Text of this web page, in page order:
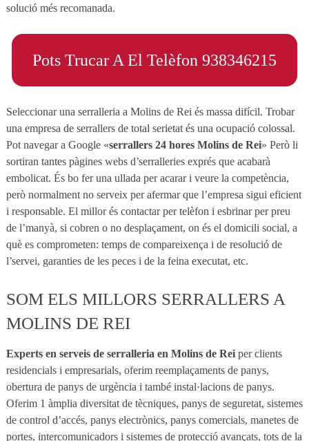
solució més recomanada.
Pots Trucar A El Telèfon 938346215
Seleccionar una serralleria a Molins de Rei és massa difícil. Trobar
una empresa de serrallers de total serietat és una ocupació colossal.
Pot navegar a Google «serrallers 24 hores Molins de Rei» Però li
sortiran tantes pàgines webs d’serralleries exprés que acabarà
embolicat. És bo fer una ullada per acarar i veure la competència,
però normalment no serveix per afermar que l’empresa sigui eficient
i responsable. El millor és contactar per telèfon i esbrinar per preu
de l’manyà, si cobren o no desplaçament, on és el domicili social, a
què es comprometen: temps de compareixença i de resolució de
l’servei, garanties de les peces i de la feina executat, etc.
SOM ELS MILLORS SERRALLERS A
MOLINS DE REI
Experts en serveis de serralleria en Molins de Reiper clients
residencials i empresarials, oferim reemplaçaments de panys,
obertura de panys de urgència i també instal·lacions de panys.
Oferim 1 àmplia diversitat de tècniques, panys de seguretat, sistemes
de control d’accés, panys electrònics, panys comercials, manetes de
portes, intercomunicadors i sistemes de protecció avançats, tots de la